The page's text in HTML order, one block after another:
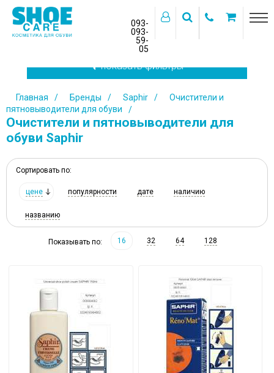
093-
093-
59-
05
показать фильтры
Главная Бренды Saphir
Очистители и
пятновыводители для обуви
Очистители и пятновыводители для
обуви Saphir
Сортировать по:
цене популярности дате наличию
названию
Показывать по: 16 32 64 128